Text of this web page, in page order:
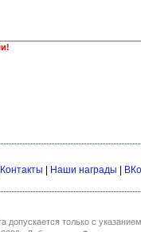
Контакты Наши награды
только с